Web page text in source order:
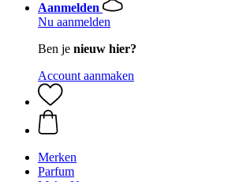
Aanmelden
Nu aanmelden
Ben je nieuw hier?
Account aanmaken
Merken
Parfum